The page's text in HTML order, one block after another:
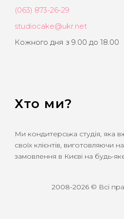
(063) 873-26-29
studiocake@ukr.net
Кожного дня з 9.00 до 18.00
Хто ми?
Ми кондитерська студія, яка
своїх клієнтів, виготовляючи
замовлення в Києві на будь-
2008-2026 © Всі